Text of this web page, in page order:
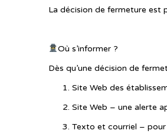
La décision de fermeture est
Où s’informer ?
Dès qu’une décision de
Site Web des
Site Web – une alerte
Texto et courriel –